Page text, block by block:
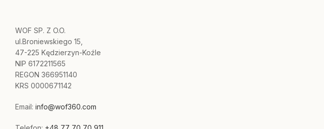
WOF SP. Z O.O.
ul.Broniewskiego 15,
47-225 Kędzierzyn-Koźle
NIP 6172211565
REGON 366951140
KRS 0000671142
Email: info@wof360.com